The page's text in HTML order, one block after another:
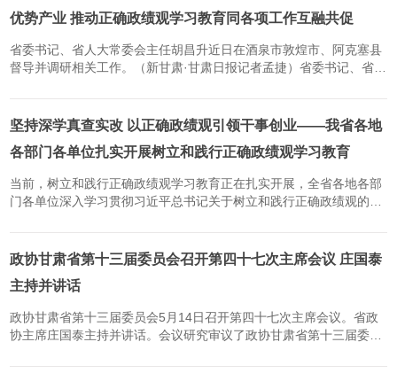
优势产业 推动正确政绩观学习教育同各项工作互融共促
省委书记、省人大常委会主任胡昌升近日在酒泉市敦煌市、阿克塞县
督导并调研相关工作。（新甘肃·甘肃日报记者孟捷）省委书记、省人
正确政绩观学习教育、整治形式主义为基层减负、群众身边不正...
坚持深学真查实改 以正确政绩观引领干事创业——我省各地
各部门各单位扎实开展树立和践行正确政绩观学习教育
当前，树立和践行正确政绩观学习教育正在扎实开展，全省各地各部
门各单位深入学习贯彻习近平总书记关于树立和践行正确政绩观的重
查改，以正确政绩观引领干事创业，切实把学习成果转化为指导...
政协甘肃省第十三届委员会召开第四十七次主席会议 庄国泰
主持并讲话
政协甘肃省第十三届委员会5月14日召开第四十七次主席会议。省政
协主席庄国泰主持并讲话。会议研究审议了政协甘肃省第十三届委员
七次常委会会议将围绕“推动甘肃加速新旧动能转换，加快发展新...